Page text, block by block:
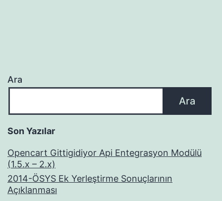
Ara
Ara
Son Yazılar
Opencart Gittigidiyor Api Entegrasyon Modülü
(1.5.x – 2.x)
2014-ÖSYS Ek Yerleştirme Sonuçlarının
Açıklanması